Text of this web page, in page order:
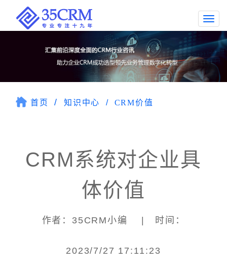
首页 知识中心 CRM价值
CRM系统对企业具
体价值
作者：35CRM小编 | 时间：
2023/7/27 17:11:23